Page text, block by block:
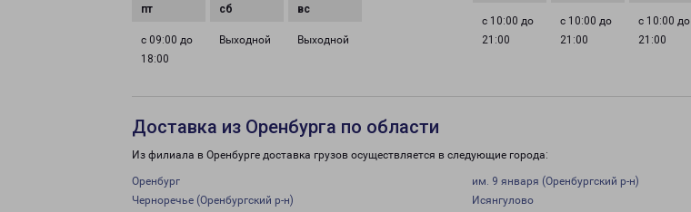
с 09:00 до
18:00
Выходной Выходной
с 10:00 до
21:00
с 10:00 до
21:00
с 10:00 до
21:00
Доставка из Оренбурга по области
Из филиала в Оренбурге доставка грузов осуществляется в следующие города:
Оренбург им. 9 января (Оренбургский р-н)
Черноречье (Оренбургский р-н)
Исянгулово